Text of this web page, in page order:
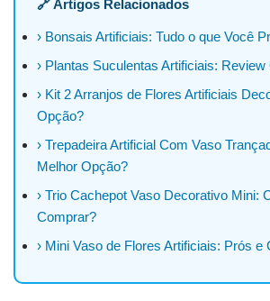
🔗 Artigos Relacionados
› Bonsais Artificiais: Tudo o que Você
› Plantas Suculentas Artificiais: Review
› Kit 2 Arranjos de Flores Artificiais
Opção?
› Trepadeira Artificial Com Vaso
Melhor Opção?
› Trio Cachepot Vaso Decorativo Mini:
Comprar?
› Mini Vaso de Flores Artificiais: Prós e